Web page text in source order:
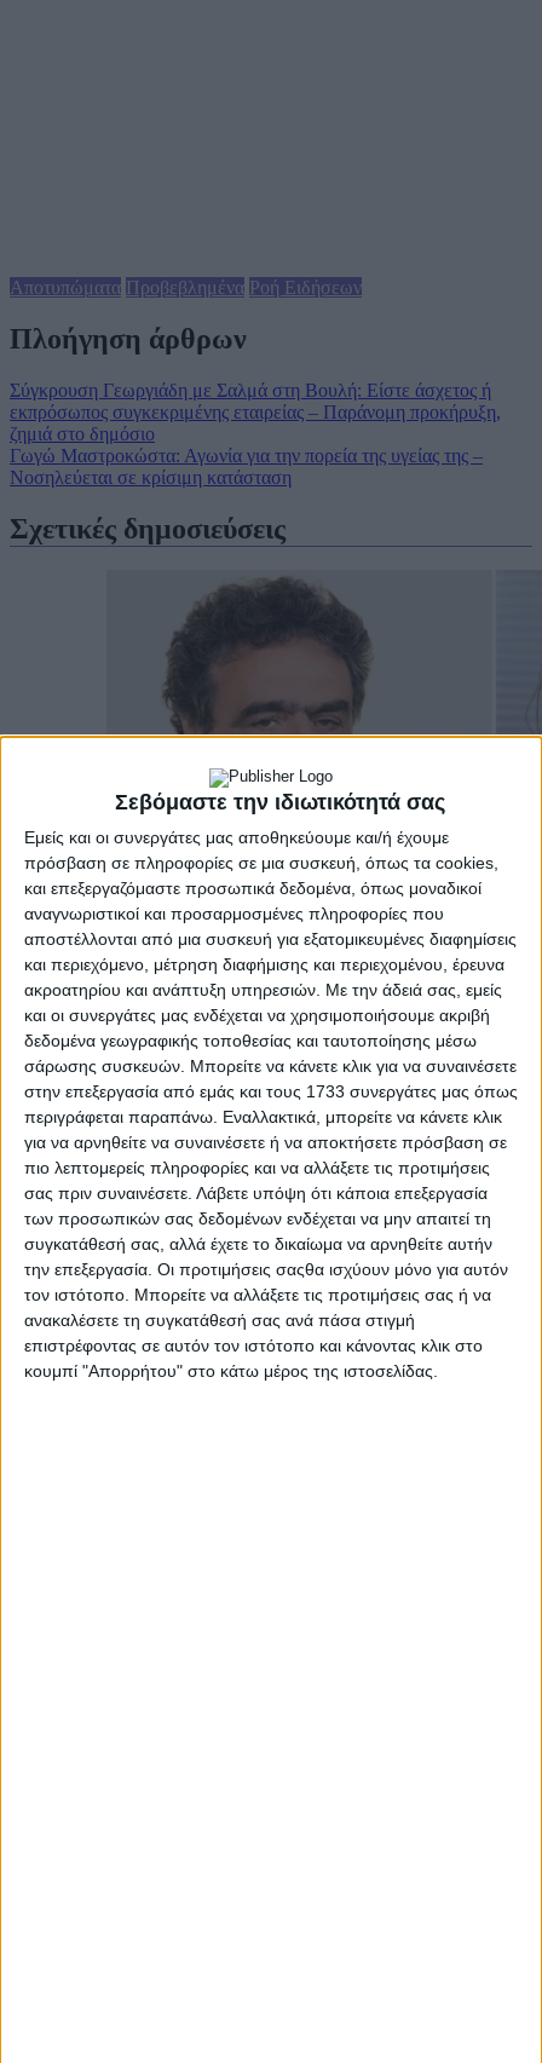
Σεβόμαστε την ιδιωτικότητά σας
Εμείς και οι συνεργάτες μας αποθηκεύουμε και/ή έχουμε
πρόσβαση σε πληροφορίες σε μια συσκευή, όπως τα cookies,
και επεξεργαζόμαστε προσωπικά δεδομένα, όπως μοναδικοί
αναγνωριστικοί και προσαρμοσμένες πληροφορίες που
αποστέλλονται από μια συσκευή για εξατομικευμένες διαφημίσεις
και περιεχόμενο, μέτρηση διαφήμισης και περιεχομένου, έρευνα
ακροατηρίου και ανάπτυξη υπηρεσιών. Με την άδειά σας, εμείς
και οι συνεργάτες μας ενδέχεται να χρησιμοποιήσουμε ακριβή
δεδομένα γεωγραφικής τοποθεσίας και ταυτοποίησης μέσω
σάρωσης συσκευών. Μπορείτε να κάνετε κλικ για να συναινέσετε
στην επεξεργασία από εμάς και τους 1733 συνεργάτες μας όπως
περιγράφεται παραπάνω. Εναλλακτικά, μπορείτε να κάνετε κλικ
για να αρνηθείτε να συναινέσετε ή να αποκτήσετε πρόσβαση σε
πιο λεπτομερείς πληροφορίες και να αλλάξετε τις προτιμήσεις
σας πριν συναινέσετε. Λάβετε υπόψη ότι κάποια επεξεργασία
των προσωπικών σας δεδομένων ενδέχεται να μην απαιτεί τη
συγκατάθεσή σας, αλλά έχετε το δικαίωμα να αρνηθείτε αυτήν
την επεξεργασία. Οι προτιμήσεις σαςθα ισχύουν μόνο για αυτόν
τον ιστότοπο. Μπορείτε να αλλάξετε τις προτιμήσεις σας ή να
ανακαλέσετε τη συγκατάθεσή σας ανά πάσα στιγμή
επιστρέφοντας σε αυτόν τον ιστότοπο και κάνοντας κλικ στο
κουμπί "Απορρήτου" στο κάτω μέρος της ιστοσελίδας.
Αποτυπώματα Προβεβλημένα Ροή Ειδήσεων
Πλοήγηση άρθρων
Σύγκρουση Γεωργιάδη με Σαλμά στη Βουλή: Είστε άσχετος ή
εκπρόσωπος συγκεκριμένης εταιρείας – Παράνομη προκήρυξη,
ζημιά στο δημόσιο
Γωγώ Μαστροκώστα: Αγωνία για την πορεία της υγείας της –
Νοσηλεύεται σε κρίσιμη κατάσταση
Σχετικές δημοσιεύσεις
9 Αυγούστου 2026
O Δημήτρης Κοτσόργιος που αποχώρησε από την Ελπίδα
της Καρυστιανού, της ζητά να τον προστατέψει:
Καταγγέλλει μεθοδευμένη σπίλωση από μέλη του
κόμματος
Απόπειρα μεθοδευμένης σπίλωσης της τιμής και της
υπόληψής του καταγγέλλει δημοσίως ο συνδικαλιστής ψαράς
Δημήτρης (Τάκης)...
Πολιτική Ροή Ειδήσεων